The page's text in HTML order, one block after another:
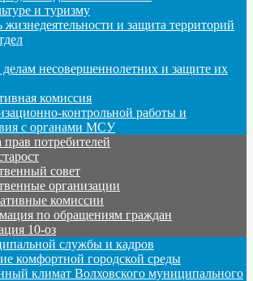
и туризму
жизнедеятельности и защита территорий
несовершеннолетних и защите их
комиссия
контрольной работы и
с органами МСУ
прав потребителей
совет
организации
комиссии
по обращениям граждан
10-оз
службы и кадров
комфортной городской среды
климат Волховского муниципального